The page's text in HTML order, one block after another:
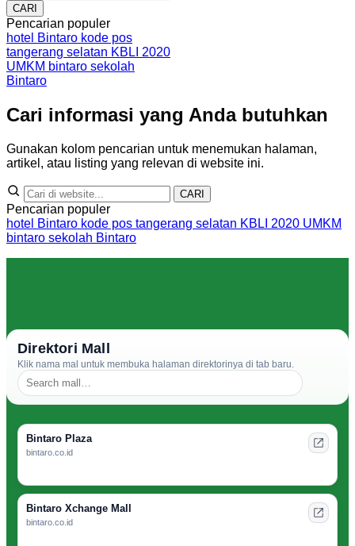
CARI
Pencarian populer
hotel Bintaro kode pos
tangerang selatan KBLI 2020
UMKM bintaro sekolah
Bintaro
Cari informasi yang Anda butuhkan
Gunakan kolom pencarian untuk menemukan halaman,
artikel, atau listing yang relevan di website ini.
CARI
Pencarian populer
hotel Bintaro kode pos tangerang selatan KBLI 2020 UMKM
bintaro sekolah Bintaro
Direktori Mall
Klik nama mal untuk membuka halaman direktorinya di tab baru.
Bintaro Plaza
bintaro.co.id
Bintaro Xchange Mall
bintaro.co.id